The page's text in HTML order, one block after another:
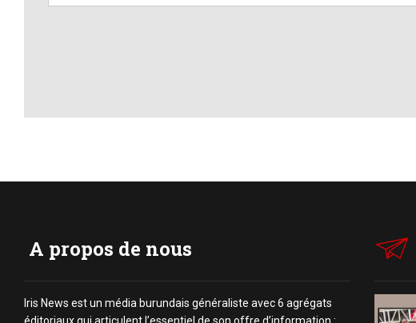
A propos de nous
Iris News est un média burundais généraliste avec 6 agrégats
éditoriaux qui articulent l’essentiel de son offre d’information :